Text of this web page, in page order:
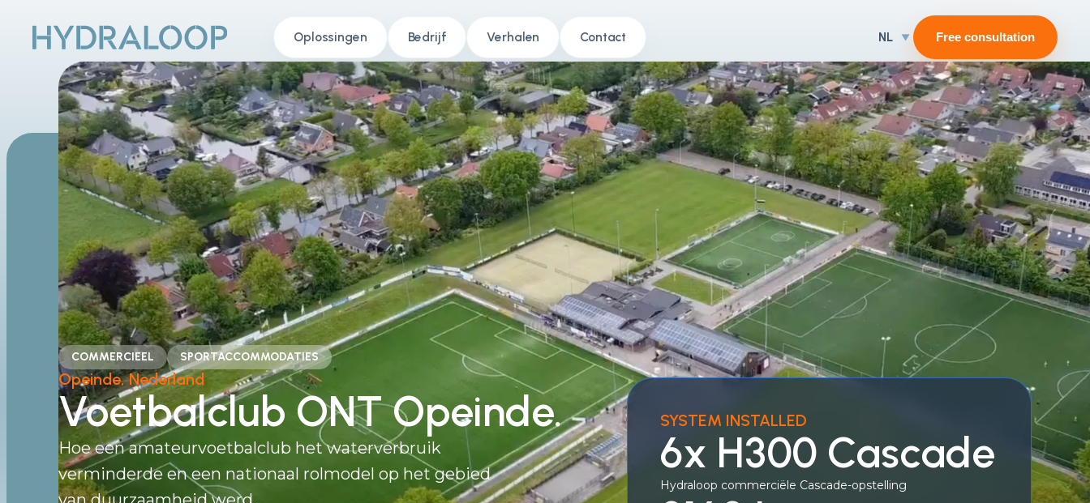
Oplossingen Bedrijf Verhalen Contact NL Free consultation
COMMERCIEEL SPORTACCOMMODATIES
Opeinde, Nederland
Voetbalclub ONT Opeinde.
Hoe een amateurvoetbalclub het waterverbruik
verminderde en een nationaal rolmodel op het gebied
SYSTEM INSTALLED
6x H300 Cascade
Hydraloop commerciële Cascade-opstelling